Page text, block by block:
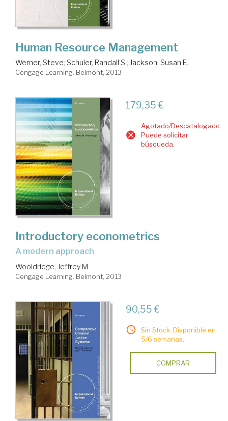
Human Resource Management
Werner, Steve; Schuler, Randall S.; Jackson, Susan E.
Cengage Learning. Belmont, 2013
179,35 €
Agotado/Descatalogado.
Puede solicitar
búsqueda.
Introductory econometrics
a modern approach
Wooldridge, Jeffrey M.
Cengage Learning. Belmont, 2013
90,55 €
Sin Stock. Disponible en
5/6 semanas.
COMPRAR